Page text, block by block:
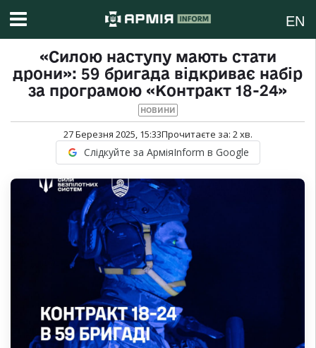
EN
«Силою наступу мають стати
дрони»: 59 бригада відкриває набір
за програмою «Контракт 18-24»
НОВИНИ
27 Березня 2025, 15:33Прочитаєте за: 2хв.
Слідкуйте за АрміяInform в Google